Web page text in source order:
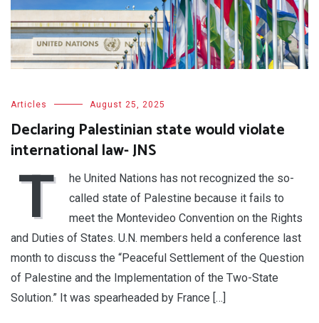
Articles August 25, 2025
Declaring Palestinian state would violate
international law- JNS
T
he United Nations has not recognized the so-
called state of Palestine because it fails to
meet the Montevideo Convention on the Rights
and Duties of States. U.N. members held a conference last
month to discuss the “Peaceful Settlement of the Question
of Palestine and the Implementation of the Two-State
Solution.” It was spearheaded by France […]